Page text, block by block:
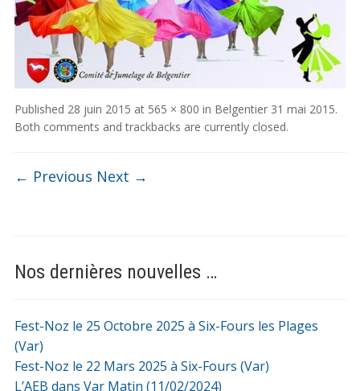
Published 28 juin 2015 at 565 × 800 in Belgentier 31 mai 2015.
Both comments and trackbacks are currently closed.
← Previous Next →
Nos dernières nouvelles …
Fest-Noz le 25 Octobre 2025 à Six-Fours les Plages
(Var)
Fest-Noz le 22 Mars 2025 à Six-Fours (Var)
L’AEB dans Var Matin (11/02/2024)